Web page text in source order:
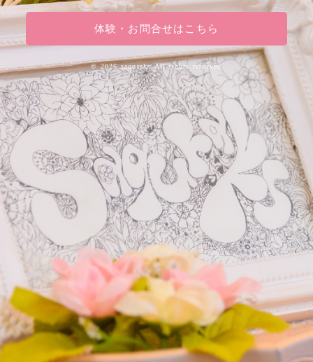
体験・お問合せはこちら
©2026 saquraks.All rights reserved